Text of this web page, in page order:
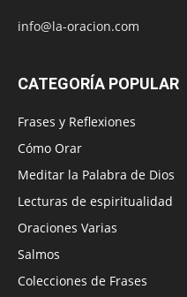
info@la-oracion.com
CATEGORÍA POPULAR
Frases y Reflexiones
Cómo Orar
Meditar la Palabra de Dios
Lecturas de espiritualidad
Oraciones Varias
Salmos
Colecciones de Frases